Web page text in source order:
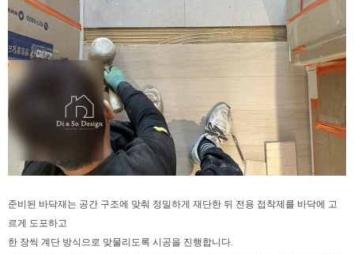
준비된 바닥재는 공간 구조에 맞춰 정밀하게 재단한 뒤 전용 접착제를 바닥에 고
르게 도포하고
한 장씩 계단 방식으로 맞물리도록 시공을 진행합니다.